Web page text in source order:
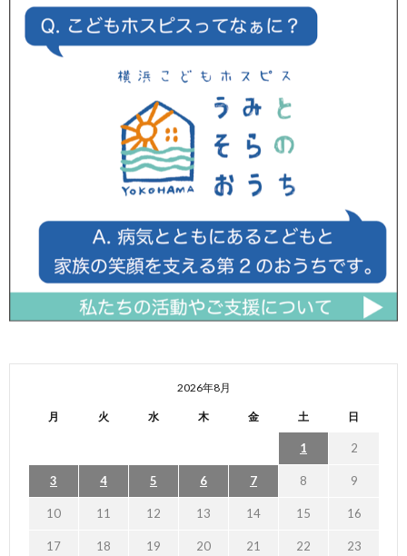
2026年8月
月 火 水 木 金 土 日
1 2
3 4 5 6 7 8 9
10 11 12 13 14 15 16
17 18 19 20 21 22 23